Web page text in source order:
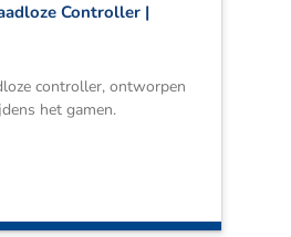
Controller |
controller, ontworpen
het gamen.